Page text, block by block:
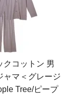
クコットン 男
ャマ＜グレージ
Tree/ピープ